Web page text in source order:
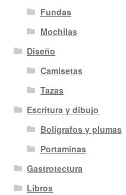
Fundas
Mochilas
Diseño
Camisetas
Tazas
Escritura y dibujo
Bolígrafos y plumas
Portaminas
Gastrotectura
Libros